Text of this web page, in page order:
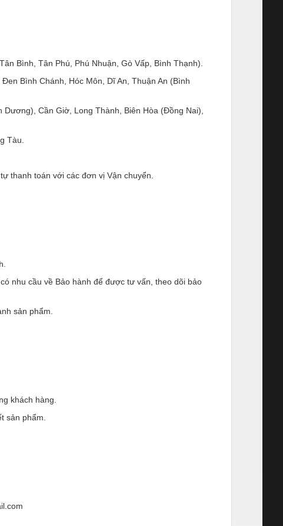
Tân Phú, Phú Nhuận, Gò Vấp, Bình Thạnh).
Bình Chánh, Hóc Môn, Dĩ An, Thuận An (Bình
Cần Giờ, Long Thành, Biên Hòa (Đồng Nai),
Tàu.
thanh toán với các đơn vị Vận chuyển.
nhu cầu về Bảo hành để được tư vấn, theo dõi bảo
sản phẩm.
khách hàng.
sản phẩm.